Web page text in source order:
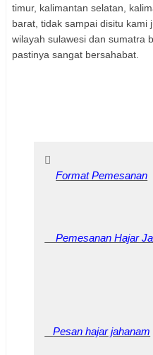
timur, kalimantan selatan,
barat, tidak sampai disitu kami
wilayah sulawesi dan sumatra
pastinya sangat bersahabat.
Format Pemesanan
Pemesanan Hajar
Pesan hajar jahanam